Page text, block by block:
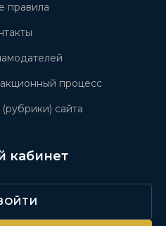
правила
процесс
сайта
кабинет